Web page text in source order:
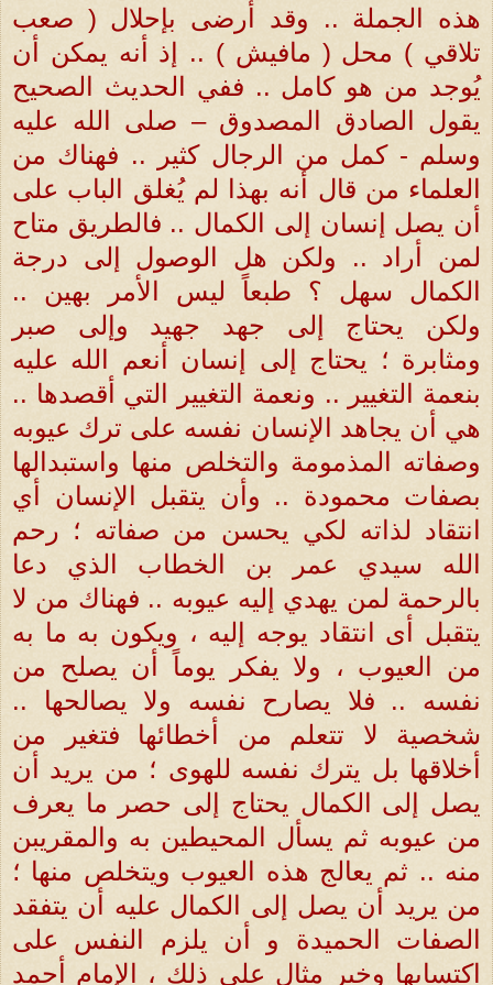
هذه الجملة .. وقد أرضى بإحلال ( صعب
تلاقي ) محل ( مافيش ) .. إذ أنه يمكن أن
يُوجد من هو كامل .. ففي الحديث الصحيح
يقول الصادق المصدوق – صلى الله عليه
وسلم - كمل من الرجال كثير .. فهناك من
العلماء من قال أنه بهذا لم يُغلق الباب على
أن يصل إنسان إلى الكمال .. فالطريق متاح
لمن أراد .. ولكن هل الوصول إلى درجة
الكمال سهل ؟ طبعاً ليس الأمر بهين ..
ولكن يحتاج إلى جهد جهيد وإلى صبر
ومثابرة ؛ يحتاج إلى إنسان أنعم الله عليه
بنعمة التغيير .. ونعمة التغيير التي أقصدها ..
هي أن يجاهد الإنسان نفسه على ترك عيوبه
وصفاته المذمومة والتخلص منها واستبدالها
بصفات محمودة .. وأن يتقبل الإنسان أي
انتقاد لذاته لكي يحسن من صفاته ؛ رحم
الله سيدي عمر بن الخطاب الذي دعا
بالرحمة لمن يهدي إليه عيوبه .. فهناك من لا
يتقبل أى انتقاد يوجه إليه ، ويكون به ما به
من العيوب ، ولا يفكر يوماً أن يصلح من
نفسه .. فلا يصارح نفسه ولا يصالحها ..
شخصية لا تتعلم من أخطائها فتغير من
أخلاقها بل يترك نفسه للهوى ؛ من يريد أن
يصل إلى الكمال يحتاج إلى حصر ما يعرف
من عيوبه ثم يسأل المحيطين به والمقريبن
منه .. ثم يعالج هذه العيوب ويتخلص منها ؛
من يريد أن يصل إلى الكمال عليه أن يتفقد
الصفات الحميدة و أن يلزم النفس على
اكتسابها وخير مثال على ذلك ، الإمام أحمد